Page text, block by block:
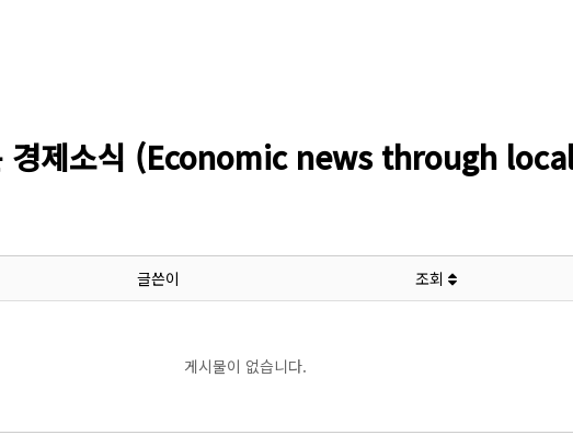
경제소식 (Economic news through
글쓴이 조회
게시물이 없습니다.